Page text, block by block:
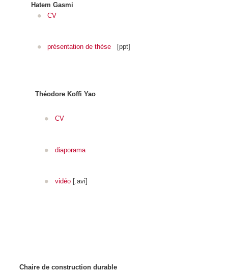
Hatem Gasmi
CV
présentation de thèse [ppt]
Théodore Koffi Yao
CV
diaporama
vidéo[.avi]
Chaire de construction durable